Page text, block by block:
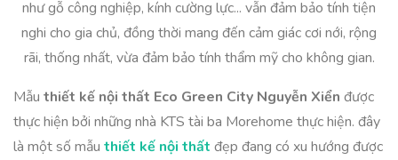
như gỗ công nghiệp, kính cường lực... vẫn đảm bảo tính tiện
nghi cho gia chủ, đồng thời mang đến cảm giác cơi nới, rộng
rãi, thống nhất, vừa đảm bảo tính thẩm mỹ cho không gian.
Mẫu thiết kế nội thất Eco Green City Nguyễn Xiển được
thực hiện bởi những nhà KTS tài ba Morehome thực hiện. đây
là một số mẫu thiết kế nội thất đẹp đang có xu hướng được